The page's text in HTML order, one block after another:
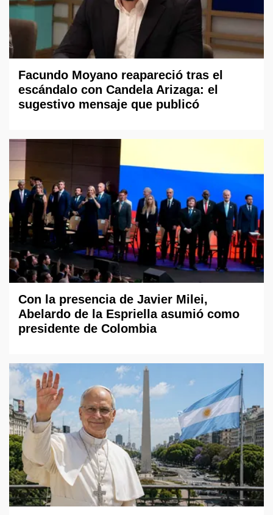
Facundo Moyano reapareció tras el
escándalo con Candela Arizaga: el
sugestivo mensaje que publicó
Con la presencia de Javier Milei,
Abelardo de la Espriella asumió como
presidente de Colombia